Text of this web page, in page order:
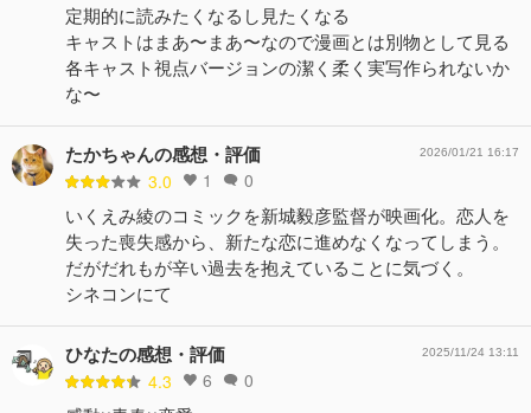
定期的に読みたくなるし見たくなる
キャストはまあ〜まあ〜なので漫画とは別物として見る
各キャスト視点バージョンの潔く柔く実写作られないか
な〜
たかちゃんの感想・評価
3.0 1 0
2026/01/21 16:17
いくえみ綾のコミックを新城毅彦監督が映画化。恋人を
失った喪失感から、新たな恋に進めなくなってしまう。
だがだれもが辛い過去を抱えていることに気づく。
シネコンにて
ひなたの感想・評価
4.3 6 0
2025/11/24 13:11